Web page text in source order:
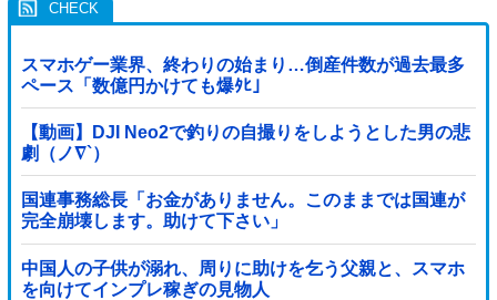
スマホゲー業界、終わりの始まり…倒産件数が過去最多
ペース「数億円かけても爆ﾀﾋ」
【動画】DJI Neo2で釣りの自撮りをしようとした男の悲
劇（ノ∇`）
国連事務総長「お金がありません。このままでは国連が
完全崩壊します。助けて下さい」
中国人の子供が溺れ、周りに助けを乞う父親と、スマホ
を向けてインプレ稼ぎの見物人